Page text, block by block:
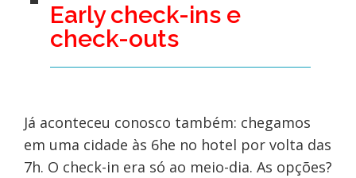
Early check-ins e
check-outs
Já aconteceu conosco também: chegamos
em uma cidade às 6he no hotel por volta das
7h. O check-in era só ao meio-dia. As opções?